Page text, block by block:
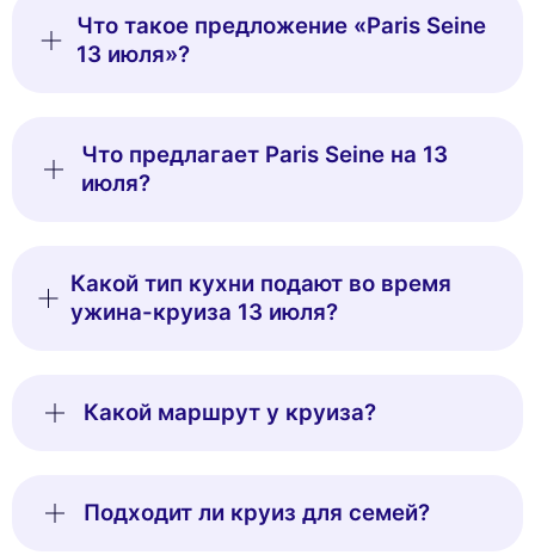
Что такое предложение «Paris Seine
13 июля»?
Что предлагает Paris Seine на 13
июля?
Какой тип кухни подают во время
ужина-круиза 13 июля?
Какой маршрут у круиза?
Подходит ли круиз для семей?